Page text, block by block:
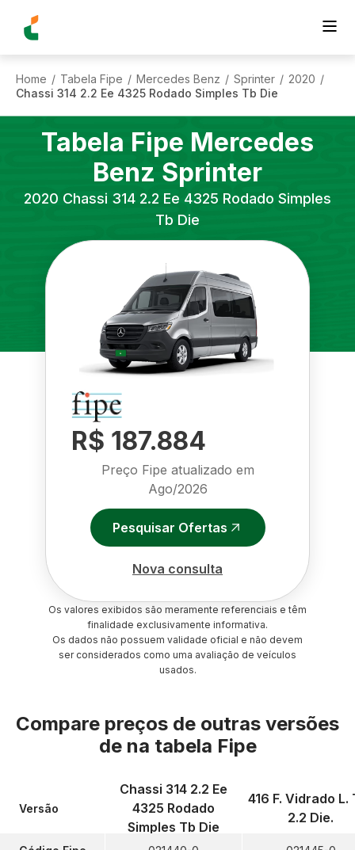
Home / Tabela Fipe / Mercedes Benz / Sprinter / 2020 /
Chassi 314 2.2 Ee 4325 Rodado Simples Tb Die
Tabela Fipe Mercedes
Benz Sprinter
2020 Chassi 314 2.2 Ee 4325 Rodado Simples
Tb Die
R$ 187.884
Preço Fipe atualizado em
Ago/2026
Pesquisar Ofertas
Nova consulta
Os valores exibidos são meramente referenciais e têm
finalidade exclusivamente informativa.
Os dados não possuem validade oficial e não devem
ser considerados como uma avaliação de veículos
usados.
Compare preços de outras versões
de na tabela Fipe
Versão
Chassi 314 2.2 Ee
4325 Rodado
Simples Tb Die
416 F. Vidrado L.
2.2 Die.